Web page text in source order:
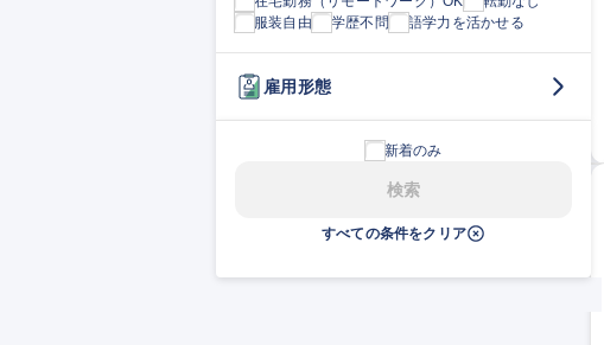
服装自由
学歴不問 語学力を活かせる
雇用形態
新着のみ
検索
すべての条件をクリア